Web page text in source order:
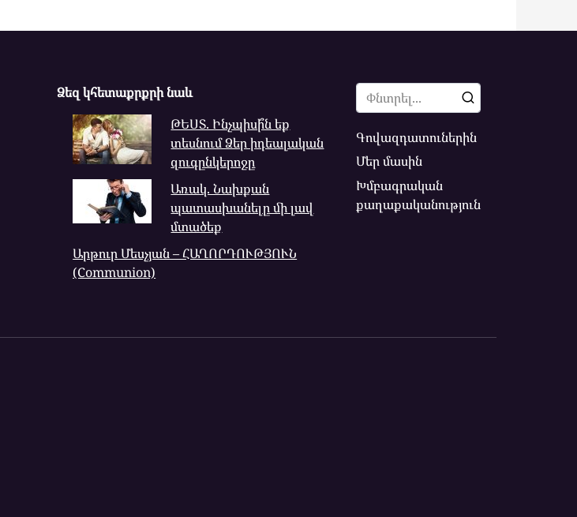
Ձեզ կհետաքրքրի նաև
ԹԵՍՏ. Ինչպիսի՞ն եք
տեսնում Ձեր իդեալական
զուգընկերոջը
Առակ. Նախքան
պատասխանելը մի լավ
մտածեք
Արթուր Մեսչյան – ՀԱՂՈՐԴՈՒԹՅՈՒՆ
(Communion)
Search
for:
Գովազդատուներին
Մեր մասին
Խմբագրական
քաղաքականություն